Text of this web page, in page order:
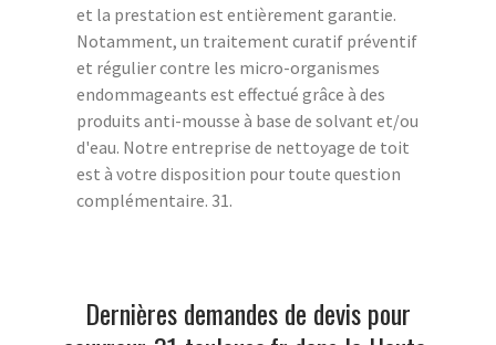
et la prestation est entièrement garantie.
Notamment, un traitement curatif préventif
et régulier contre les micro-organismes
endommageants est effectué grâce à des
produits anti-mousse à base de solvant et/ou
d'eau. Notre entreprise de nettoyage de toit
est à votre disposition pour toute question
complémentaire. 31.
Dernières demandes de devis pour